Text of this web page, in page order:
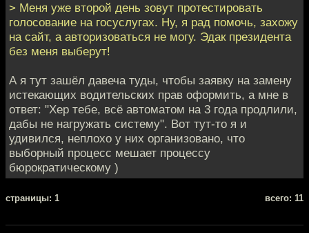
> Меня уже второй день зовут протестировать
голосование на госуслугах. Ну, я рад помочь, захожу
на сайт, а авторизоваться не могу. Эдак президента
без меня выберут!
А я тут зашёл давеча туды, чтобы заявку на замену
истекающих водительских прав оформить, а мне в
ответ: "Хер тебе, всё автоматом на 3 года продлили,
дабы не нагружать систему". Вот тут-то я и
удивился, неплохо у них организовано, что
выборный процесс мешает процессу
бюрократическому )
cтраницы: 1 всего: 11